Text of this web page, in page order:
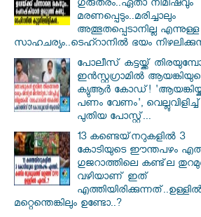
ഗുരുതരം..ഏതാ നിമിഷവും
മരണപ്പെടും..മരിച്ചാലും
അത്ഭുതപ്പെടാനില്ല എന്നുള്ള
സാഹചര്യം..ടെഹ്റാനിൽ ഭയം
പോലീസ് കട്ടയ്ക്ക്
ഇൻസ്റ്റഗ്രാമിൽ
ക്യുആർ കോഡ്!
പണം വേണം', വെല്ലുവിളിച്ച്
പുതിയ പോസ്റ്റ്...
13 കണ്ടെയ്‌നറുകളിൽ 3
കോടിയുടെ ഈന്തപഴം
ഗുജറാത്തിലെ കണ്ട്‌ല
വഴിയാണ് ഇത്
മറ്റെന്തെങ്കിലും ഉണ്ടോ..?